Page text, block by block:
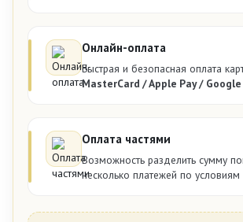
Онлайн-оплата
Быстрая и безопасная оплата
MasterCard / Apple Pay / Google
Оплата частями
Возможность разделить сумму
несколько платежей по условиям